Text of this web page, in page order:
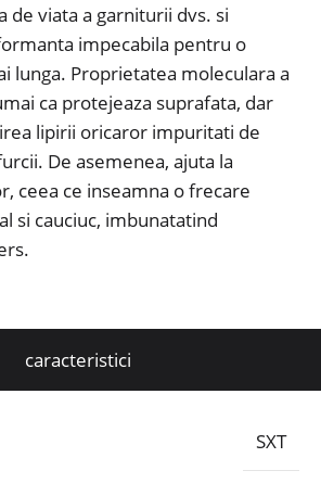
de viata a garniturii dvs. si
impecabila pentru o
lunga. Proprietatea moleculara a
ca protejeaza suprafata, dar
lipirii oricaror impuritati de
De asemenea, ajuta la
ceea ce inseamna o frecare
si cauciuc, imbunatatind
caracteristici
SXT